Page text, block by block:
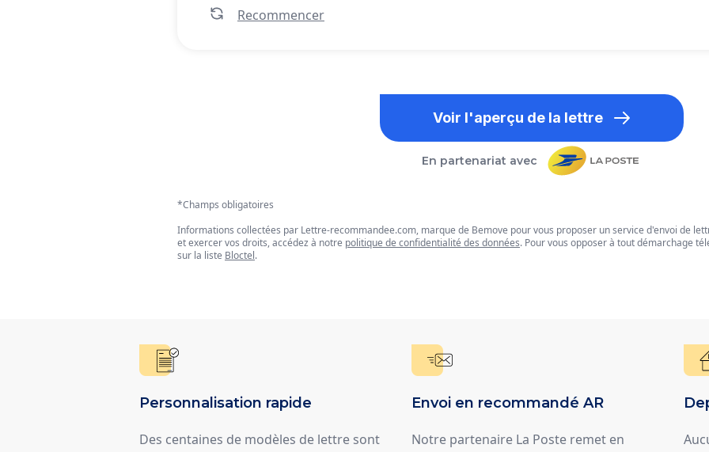
Recommencer
Voir l'aperçu de la lettre
En partenariat avec
*Champs obligatoires
Informations collectées par Lettre-recommandee.com, marque de Bemove pour vous proposer un service d'envoi de
et exercer vos droits, accédez à notre politique de confidentialité des données. Pour vous opposer à tout démarchage
sur la liste Bloctel.
Personnalisation rapide
Des centaines de modèles de lettre sont
Envoi en recommandé AR
Notre partenaire La Poste remet en